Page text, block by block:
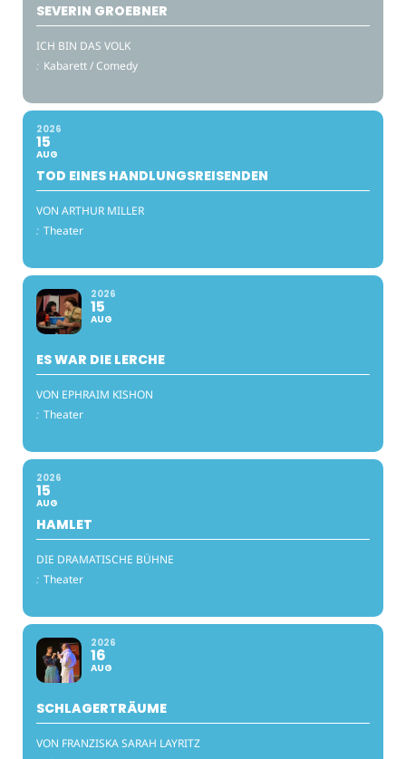
SEVERIN GROEBNER
ICH BIN DAS VOLK
: Kabarett / Comedy
2026
15
AUG
TOD EINES HANDLUNGSREISENDEN
VON ARTHUR MILLER
: Theater
2026
15
AUG
ES WAR DIE LERCHE
VON EPHRAIM KISHON
: Theater
2026
15
AUG
HAMLET
DIE DRAMATISCHE BÜHNE
: Theater
2026
16
AUG
SCHLAGERTRÄUME
VON FRANZISKA SARAH LAYRITZ